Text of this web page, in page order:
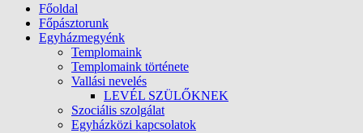
Főoldal
Főpásztorunk
Egyházmegyénk
Templomaink
Templomaink története
Vallási nevelés
LEVÉL SZÜLŐKNEK
Szociális szolgálat
Egyházközi kapcsolatok